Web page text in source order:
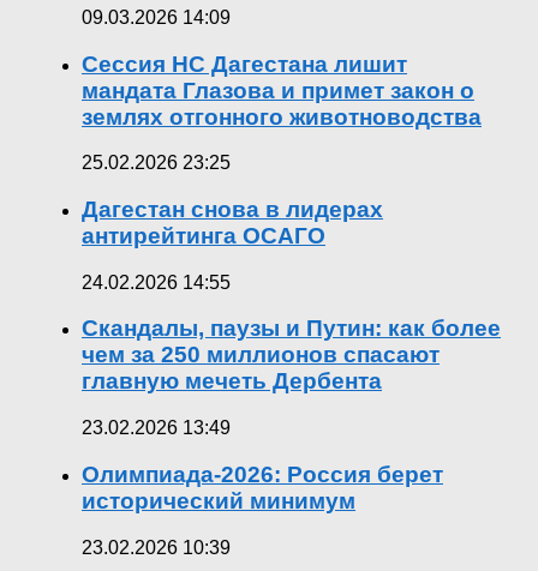
09.03.2026 14:09
Сессия НС Дагестана лишит
мандата Глазова и примет закон о
землях отгонного животноводства
25.02.2026 23:25
Дагестан снова в лидерах
антирейтинга ОСАГО
24.02.2026 14:55
Скандалы, паузы и Путин: как более
чем за 250 миллионов спасают
главную мечеть Дербента
23.02.2026 13:49
Олимпиада-2026: Россия берет
исторический минимум
23.02.2026 10:39